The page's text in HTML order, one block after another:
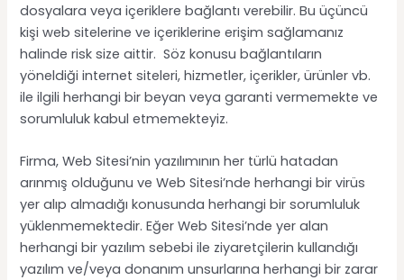
dosyalara veya içeriklere bağlantı verebilir. Bu üçüncü
kişi web sitelerine ve içeriklerine erişim sağlamanız
halinde risk size aittir. Söz konusu bağlantıların
yöneldiği internet siteleri, hizmetler, içerikler, ürünler vb.
ile ilgili herhangi bir beyan veya garanti vermemekte ve
sorumluluk kabul etmemekteyiz.
Firma, Web Sitesi’nin yazılımının her türlü hatadan
arınmış olduğunu ve Web Sitesi’nde herhangi bir virüs
yer alıp almadığı konusunda herhangi bir sorumluluk
yüklenmemektedir. Eğer Web Sitesi’nde yer alan
herhangi bir yazılım sebebi ile ziyaretçilerin kullandığı
yazılım ve/veya donanım unsurlarına herhangi bir zarar